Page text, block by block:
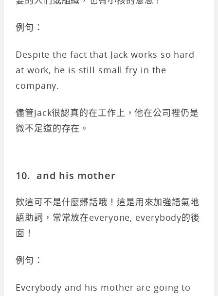
例句：
Despite the fact that Jack works so hard
at work, he is still small fry in the
company.
儘管Jack很認真的在工作上，他在公司裡仍是
微不足道的存在。
10. and his mother
欸這可不是什麼髒話哦！這是用來加強語氣地
語助詞，常常放在everyone, everybody的後
面！
例句：
Everybody and his mother are going to